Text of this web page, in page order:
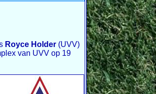
Royce Holder (UVV)
van UVV op 19